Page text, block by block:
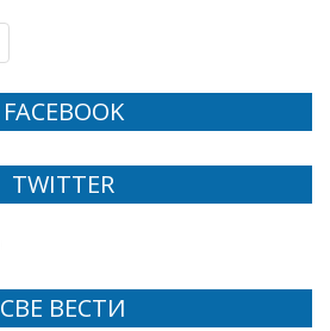
FACEBOOK
TWITTER
СВЕ ВЕСТИ